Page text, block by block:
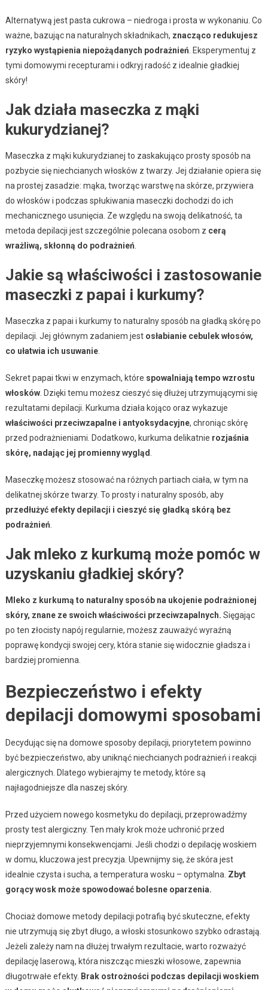
Alternatywą jest pasta cukrowa – niedroga i prosta w wykonaniu. Co
ważne, bazując na naturalnych składnikach, znacząco redukujesz
ryzyko wystąpienia niepożądanych podrażnień . Eksperymentuj z
tymi domowymi recepturami i odkryj radość z idealnie gładkiej
skóry!
Jak działa maseczka z mąki
kukurydzianej?
Maseczka z mąki kukurydzianej to zaskakująco prosty sposób na
pozbycie się niechcianych włosków z twarzy. Jej działanie opiera się
na prostej zasadzie: mąka, tworząc warstwę na skórze, przywiera
do włosków i podczas spłukiwania maseczki dochodzi do ich
mechanicznego usunięcia. Ze względu na swoją delikatność, ta
metoda depilacji jest szczególnie polecana osobom z cerą
wrażliwą, skłonną do podrażnień
Jakie są właściwości i zastosowanie
maseczki z papai i kurkumy?
Maseczka z papai i kurkumy to naturalny sposób na gładką skórę po
depilacji. Jej głównym zadaniem jest osłabianie cebulek włosów,
co ułatwia ich usuwanie.
Sekret papai tkwi w enzymach, które spowalniają tempo wzrostu
włosków. Dzięki temu możesz cieszyć się dłużej utrzymującymi się
rezultatami depilacji. Kurkuma działa kojąco oraz wykazuje
właściwości przeciwzapalne i antyoksydacyjne, chroniąc skórę
przed podrażnieniami. Dodatkowo, kurkuma delikatnie rozjaśnia
skórę, nadając jej promienny wygląd
Maseczkę możesz stosować na różnych partiach ciała, w tym na
delikatnej skórze twarzy. To prosty i naturalny sposób, aby
przedłużyć efekty depilacji i cieszyć się gładką skórą bez
podrażnień
Jak mleko z kurkumą może pomóc w
uzyskaniu gładkiej skóry?
Mleko z kurkumą to naturalny sposób na ukojenie podrażnionej
skóry, znane ze swoich właściwości przeciwzapalnych. Sięgając
po ten złocisty napój regularnie, możesz zauważyć wyraźną
poprawę kondycji swojej cery, która stanie się widocznie gładsza i
bardziej promienna.
Bezpieczeństwo i efekty
depilacji domowymi sposobami
Decydując się na domowe sposoby depilacji, priorytetem powinno
być bezpieczeństwo, aby uniknąć niechcianych podrażnień i reakcji
alergicznych. Dlatego wybierajmy te metody, które są
najłagodniejsze dla naszej skóry.
Przed użyciem nowego kosmetyku do depilacji, przeprowadźmy
prosty test alergiczny. Ten mały krok może uchronić przed
nieprzyjemnymi konsekwencjami. Jeśli chodzi o depilację woskiem
w domu, kluczowa jest precyzja. Upewnijmy się, że skóra jest
idealnie czysta i sucha, a temperatura wosku – optymalna. Zbyt
gorący wosk może spowodować bolesne oparzenia.
Chociaż domowe metody depilacji potrafią być skuteczne, efekty
nie utrzymują się zbyt długo, a włoski stosunkowo szybko odrastają.
Jeżeli zależy nam na dłużej trwałym rezultacie, warto rozważyć
depilację laserową, która niszcząc mieszki włosowe, zapewnia
długotrwałe efekty. Brak ostrożności podczas depilacji woskiem